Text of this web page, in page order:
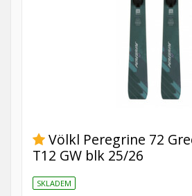
Völkl Peregrine 72
T12 GW blk 25/26
SKLADEM